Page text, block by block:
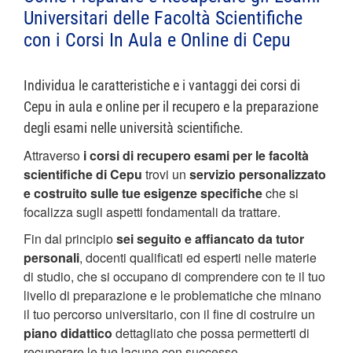
Universitari delle Facoltà Scientifiche
con i Corsi In Aula e Online di Cepu
Individua le caratteristiche e i vantaggi dei corsi di
Cepu in aula e online per il recupero e la preparazione
degli esami nelle università scientifiche.
Attraverso i corsi di recupero esami per le facoltà
scientifiche di Cepu trovi un servizio personalizzato
e costruito sulle tue esigenze specificheche si
focalizza sugli aspetti fondamentali da trattare.
Fin dal principiosei seguito e affiancato da tutor
personali, docenti qualificati ed esperti nelle materie
di studio, che si occupano di comprendere con te il tuo
livello di preparazione e le problematiche che minano
il tuo percorso universitario, con il fine di costruire un
piano didattico dettagliato che possa permetterti di